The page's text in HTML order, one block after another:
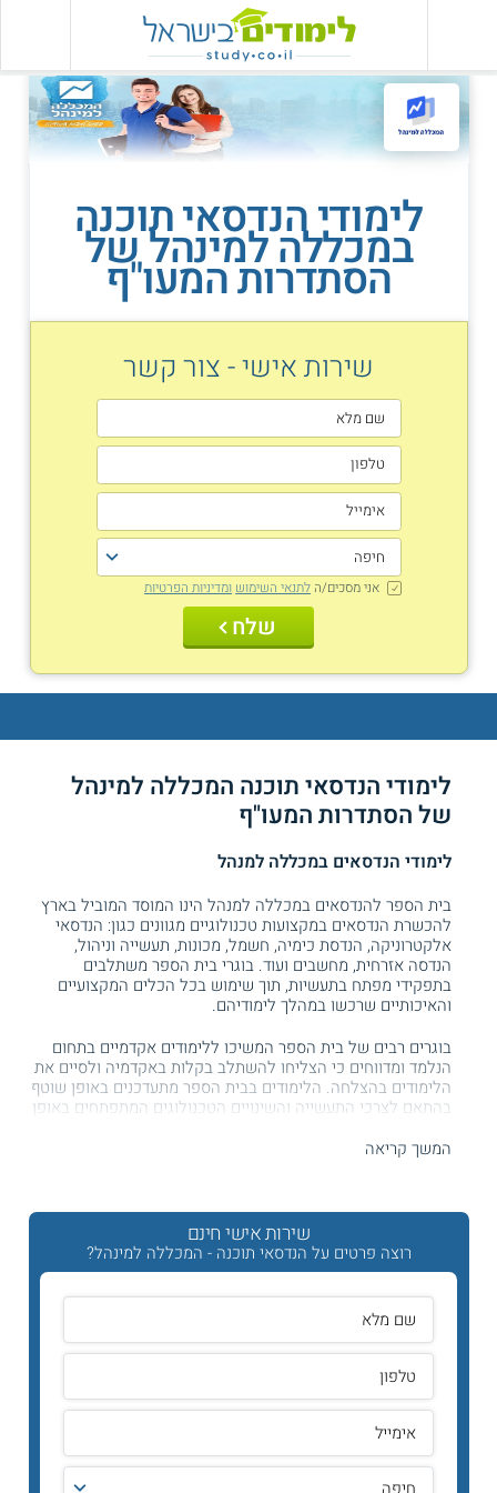
לימודי הנדסאי תוכנה
במכללה למינהל של
הסתדרות המעו"ף
שירות אישי - צור קשר
אני מסכים/ה לתנאי השימוש ומדיניות הפרטיות
שלח
לימודי הנדסאי תוכנה המכללה למינהל
שלהסתדרות המעו"ף
לימודי הנדסאים במכללה למנהל
בית הספר להנדסאים במכללה למנהל הינו המוסד המוביל בארץ
להכשרת הנדסאים במקצועות טכנולוגיים מגוונים כגון: הנדסאי
אלקטרוניקה, הנדסת כימיה, חשמל, מכונות, תעשייה וניהול,
הנדסה אזרחית, מחשבים ועוד. בוגרי בית הספר משתלבים
בתפקידי מפתח בתעשיות, תוך שימוש בכל הכלים המקצועיים
והאיכותיים שרכשו במהלך לימודיהם.
בוגרים רבים של בית הספר המשיכו ללימודים אקדמיים בתחום
הנלמד ומדווחים כי הצליחו להשתלב בקלות באקדמיה ולסיים את
הלימודים בהצלחה. הלימודים בבית הספר מתעדכנים באופן שוטף
בהתאם לצרכי התעשייה והשינויים הטכנולוגים המתפתחים באופן
היכן לומדים?
לימודי הנדסאי תוכנה מתקיימים בשלוחות הבאות של המכללה
למינהל: חיפה, ראשון לציון, ירושלים ואשדוד.
תוכנית הלימודים
לימודי הנדסאי תוכנההינו מקצוע לימודים אוניברסאלי, משום
שהנדסאי תוכנה מבוקשים בכל ענפי המשק ובכל ארגון המבוסס
על מחשבים. העידן המודרני, המאופיין בפיתוחים טכנולוגיים רבים
הוביל לכך שעסקים רבים מבססים את פעילותם על תוכנות
מחשבים, שממשיכות להפתח באופן מתמיד.
המשך קריאה
שירות אישי חינם
רוצה פרטים על הנדסאי תוכנה - המכללה למינהל?